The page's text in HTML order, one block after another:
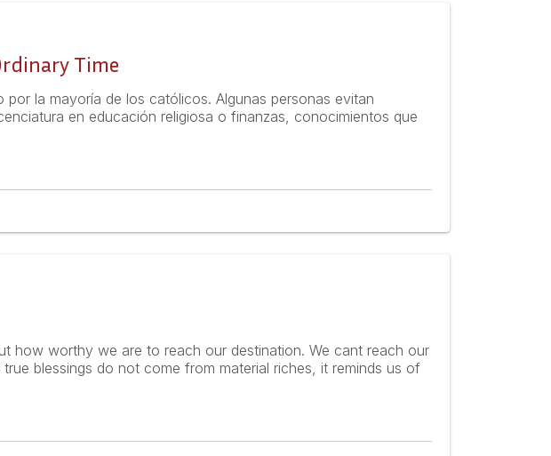
Time
la mayoría de los católicos. Algunas personas evitan
en educación religiosa o finanzas, conocimientos que
how worthy we are to reach our destination. We cant reach our
blessings do not come from material riches, it reminds us of